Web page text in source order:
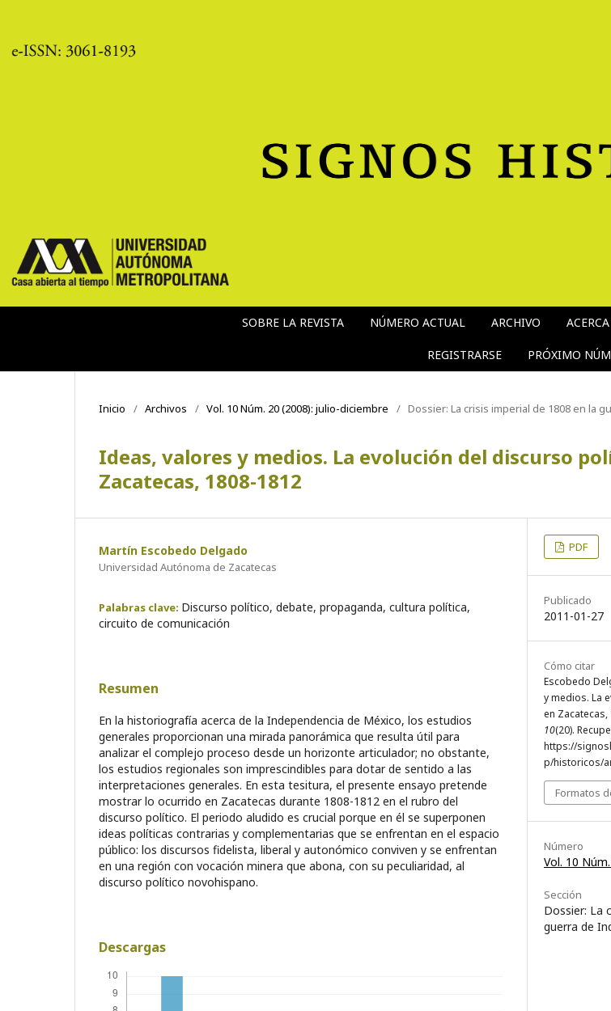
SOBRE LA REVISTA NÚMERO ACTUAL ARCHIVO
REGISTRARSE PRÓXIMO
Inicio / Archivos / Vol. 10 Núm. 20 (2008): julio-diciembre / Dossier: La crisis imperial de 1808 en la
Ideas, valores y medios. La evolución del discurso
Zacatecas, 1808-1812
Martín Escobedo Delgado
Universidad Autónoma de Zacatecas
Palabras clave: Discurso político, debate, propaganda, cultura política,
circuito de comunicación
Resumen
En la historiografía acerca de la Independencia de México, los estudios
generales proporcionan una mirada panorámica que resulta útil para
analizar el complejo proceso desde un horizonte articulador; no obstante,
los estudios regionales son imprescindibles para dotar de sentido a las
interpretaciones generales. En esta tesitura, el presente ensayo pretende
mostrar lo ocurrido en Zacatecas durante 1808-1812 en el rubro del
discurso político. El periodo aludido es crucial porque en él se superponen
ideas políticas contrarias y complementarias que se enfrentan en el espacio
público: los discursos fidelista, liberal y autonómico conviven y se enfrentan
en una región con vocación minera que abona, con su peculiaridad, al
discurso político novohispano.
Descargas
PDF
Publicado
2011-01-27
Cómo citar
Escobedo
y medios. La
en Zacatecas,
10(20).
https://
p/historicos/
Formatos
Número
Vol. 10
Sección
Dossier: La
guerra de